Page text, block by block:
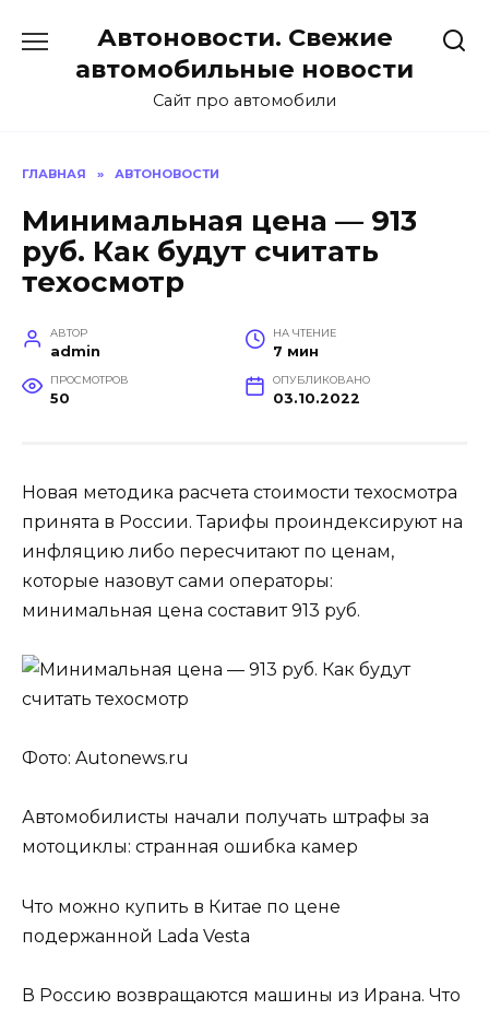
содержанию
Автоновости. Свежие
автомобильные новости
Сайт про автомобили
ГЛАВНАЯ » АВТОНОВОСТИ
Минимальная цена — 913
руб. Как будут считать
техосмотр
АВТОР
admin
НА ЧТЕНИЕ
7 мин
ПРОСМОТРОВ
50
ОПУБЛИКОВАНО
03.10.2022
Новая методика расчета стоимости техосмотра
принята в России. Тарифы проиндексируют на
инфляцию либо пересчитают по ценам,
которые назовут сами операторы:
минимальная цена составит 913 руб.
Фото: Autonews.ru
Автомобилисты начали получать штрафы за
мотоциклы: странная ошибка камер
Что можно купить в Китае по цене
подержанной Lada Vesta
В Россию возвращаются машины из Ирана. Что